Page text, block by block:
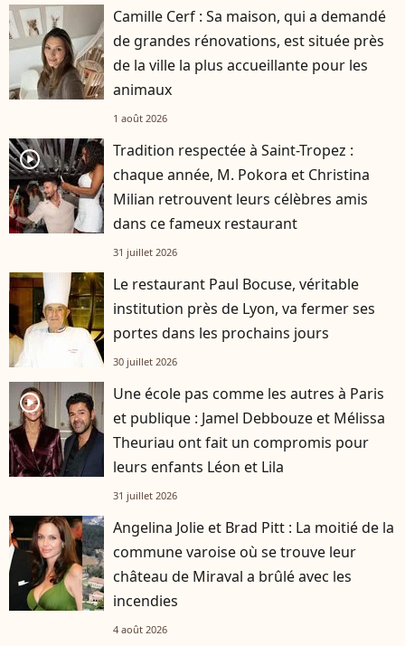
Camille Cerf : Sa maison, qui a demandé
de grandes rénovations, est située près
de la ville la plus accueillante pour les
animaux
1 août 2026
player2
Tradition respectée à Saint-Tropez :
chaque année, M. Pokora et Christina
Milian retrouvent leurs célèbres amis
dans ce fameux restaurant
31 juillet 2026
Le restaurant Paul Bocuse, véritable
institution près de Lyon, va fermer ses
portes dans les prochains jours
30 juillet 2026
player2
Une école pas comme les autres à Paris
et publique : Jamel Debbouze et Mélissa
Theuriau ont fait un compromis pour
leurs enfants Léon et Lila
31 juillet 2026
Angelina Jolie et Brad Pitt : La moitié de la
commune varoise où se trouve leur
château de Miraval a brûlé avec les
incendies
4 août 2026